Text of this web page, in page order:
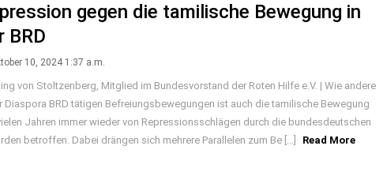
gegen die tamilische Bewegung in
BRD
10, 2024 1:37 a.m.
von Stoltzenberg, Mitglied im Bundesvorstand der Roten Hilfe e.V. | Wie andere
Diaspora BRD tätigen Befreiungsbewegungen ist auch die tamilische Bewegung
Jahren immer wieder von Repressionsschlägen durch die bundesdeutschen
betroffen. Dabei drängen sich mehrere Parallelen zum Be [...]
Read More